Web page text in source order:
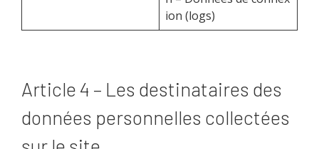
ion (logs)
Article 4 – Les destinataires des
données personnelles collectées